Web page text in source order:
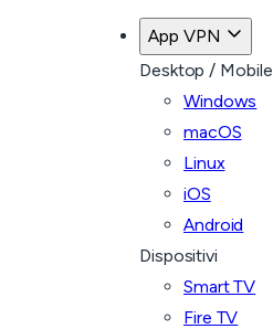
App VPN
Desktop / Mobile
Windows
macOS
Linux
iOS
Android
Dispositivi
Smart TV
Fire TV